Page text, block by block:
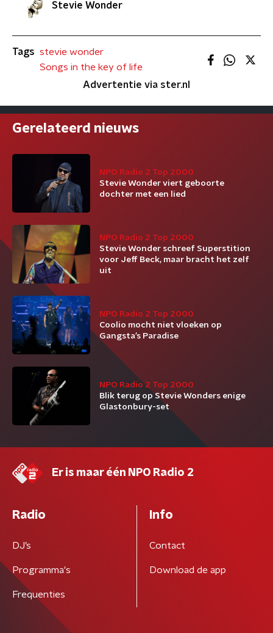
Stevie Wonder
Tags stevie wonder
Songs in the key of life
Advertentie via ster.nl
Gerelateerd nieuws
NPO Radio 2 Top 2000
Stevie Wonder viert geboorte
dochter met een lied
NPO Radio 2 Top 2000
Stevie Wonder schreef Superstition
voor Jeff Beck, maar bracht het zelf
uit
NPO Radio 2 Top 2000
Coolio mocht niet vloeken op
Gangsta’s Paradise
NPO Radio 2 Top 2000
Blik terug op Stevie Wonders enige
Glastonbury-set
Er is maar één NPO Radio 2
Radio
DJ’s
Programma's
Frequenties
Info
Contact
Download de app